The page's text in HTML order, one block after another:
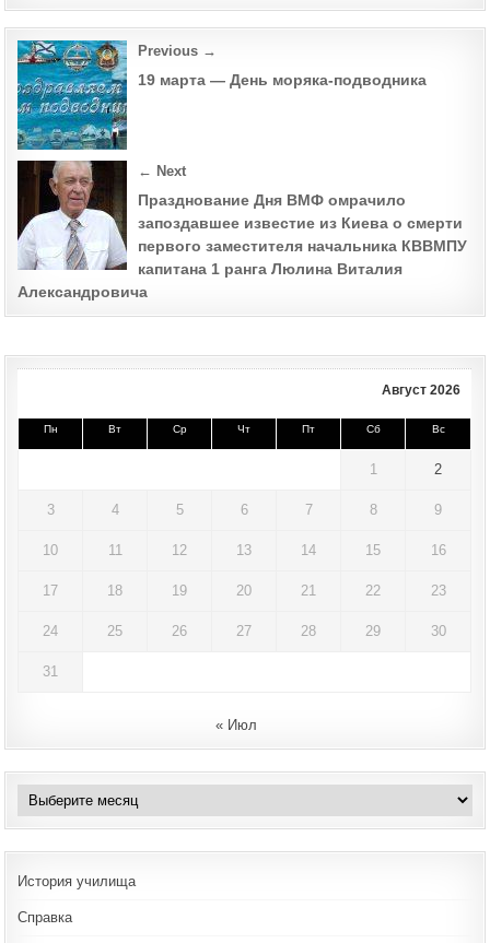
Post
navigation
Previous →
19 марта — День моряка-подводника
← Next
Празднование Дня ВМФ омрачило
запоздавшее известие из Киева о смерти
первого заместителя начальника КВВМПУ
капитана 1 ранга Люлина Виталия
Александровича
Август 2026
Пн Вт Ср Чт Пт Сб Вс
1 2
3 4 5 6 7 8 9
10 11 12 13 14 15 16
17 18 19 20 21 22 23
24 25 26 27 28 29 30
31
« Июл
Архивы
История училища
Справка